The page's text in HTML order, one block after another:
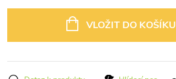
VLOŽIT DO KOŠÍKU